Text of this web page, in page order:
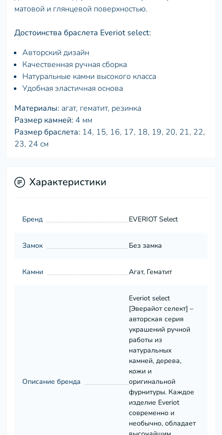
матовой и глянцевой поверхностью.
Достоинства браслета Everiot select:
Авторский дизайн
Качественная ручная сборка
Натуральные камни высокого класса
Удобная эластичная основа
Материалы: агат, гематит, резинка
Размер камней: 4 мм
Размер браслета: 14, 15, 16, 17, 18, 19, 20, 21, 22,
23, 24 см
Характеристики
Бренд EVERIOT Select
Замок Без замка
Камни Агат, Гематит
Описание бренда
Everiot select
[Эверайот селект] –
авторская серия
украшений ручной
работы из
натуральных
камней, дерева,
кожи и
оригинальной
фурнитуры. Каждое
изделие Everiot
современно и
необычно, обладает